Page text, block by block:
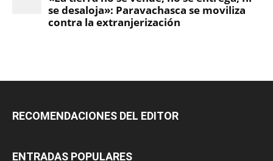
RECOMENDACIONES DEL EDITOR
ENTRADAS POPULARES